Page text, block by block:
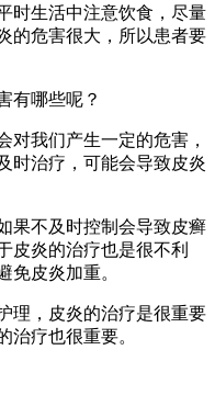
时生活中注意饮食，尽量
的危害很大，所以患者要
有哪些呢？
对我们产生一定的危害，
时治疗，可能会导致皮炎
果不及时控制会导致皮癣
皮炎的治疗也是很不利
免皮炎加重。
理，皮炎的治疗是很重要
治疗也很重要。